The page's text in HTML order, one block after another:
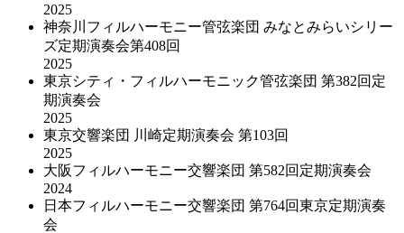
2025
神奈川フィルハーモニー管弦楽団 みなとみらいシリー
ズ定期演奏会第408回
2025
東京シティ・フィルハーモニック管弦楽団 第382回定
期演奏会
2025
東京交響楽団 川崎定期演奏会 第103回
2025
大阪フィルハーモニー交響楽団 第582回定期演奏会
2024
日本フィルハーモニー交響楽団 第764回東京定期演奏
会